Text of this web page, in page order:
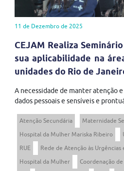
11 de Dezembro de 2025
CEJAM Realiza
sua aplicabilidade na
unidades do Rio de
A necessidade de manter atenção
dados pessoais e sensíveis e
Atenção Secundária
Maternidade
Hospital da Mulher Mariska Ribeiro
RUE
Rede de Atenção às Urgências
Hospital da Mulher
Coordenação